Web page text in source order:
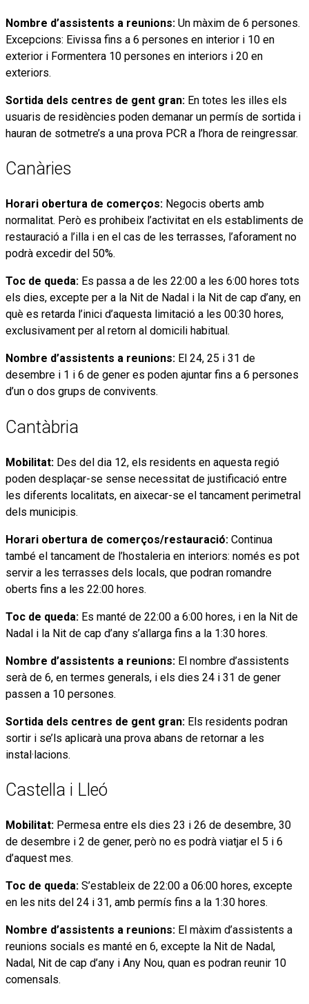
Nombre d’assistents a reunions: Un màxim de 6 persones.
Excepcions: Eivissa fins a 6 persones en interior i 10 en
exterior i Formentera 10 persones en interiors i 20 en
exteriors.
Sortida dels centres de gent gran: En totes les illes els
usuaris de residències poden demanar un permís de sortida i
hauran de sotmetre’s a una prova PCR a l’hora de reingressar.
Canàries
Horari obertura de comerços: Negocis oberts amb
normalitat. Però es prohibeix l’activitat en els establiments de
restauració a l’illa i en el cas de les terrasses, l’aforament no
podrà excedir del 50%.
Toc de queda: Es passa a de les 22:00 a les 6:00 hores tots
els dies, excepte per a la Nit de Nadal i la Nit de cap d’any, en
què es retarda l’inici d’aquesta limitació a les 00:30 hores,
exclusivament per al retorn al domicili habitual.
Nombre d’assistents a reunions: El 24, 25 i 31 de
desembre i 1 i 6 de gener es poden ajuntar fins a 6 persones
d’un o dos grups de convivents.
Cantàbria
Mobilitat: Des del dia 12, els residents en aquesta regió
poden desplaçar-se sense necessitat de justificació entre
les diferents localitats, en aixecar-se el tancament perimetral
dels municipis.
Horari obertura de comerços/restauració: Continua
també el tancament de l’hostaleria en interiors: només es pot
servir a les terrasses dels locals, que podran romandre
oberts fins a les 22:00 hores.
Toc de queda: Es manté de 22:00 a 6:00 hores, i en la Nit de
Nadal i la Nit de cap d’any s’allarga fins a la 1:30 hores.
Nombre d’assistents a reunions: El nombre d’assistents
serà de 6, en termes generals, i els dies 24 i 31 de gener
passen a 10 persones.
Sortida dels centres de gent gran: Els residents podran
sortir i se’ls aplicarà una prova abans de retornar a les
instal·lacions.
Castella i Lleó
Mobilitat: Permesa entre els dies 23 i 26 de desembre, 30
de desembre i 2 de gener, però no es podrà viatjar el 5 i 6
d’aquest mes.
Toc de queda: S’estableix de 22:00 a 06:00 hores, excepte
en les nits del 24 i 31, amb permís fins a la 1:30 hores.
Nombre d’assistents a reunions: El màxim d’assistents a
reunions socials es manté en 6, excepte la Nit de Nadal,
Nadal, Nit de cap d’any i Any Nou, quan es podran reunir 10
comensals.